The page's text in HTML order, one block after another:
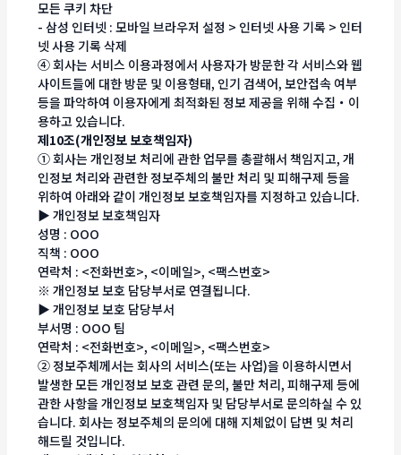
모든 쿠키 차단
- 삼성 인터넷 : 모바일 브라우저 설정 > 인터넷 사용 기록 > 인터
넷 사용 기록 삭제
④ 회사는 서비스 이용과정에서 사용자가 방문한 각 서비스와 웹
사이트들에 대한 방문 및 이용형태, 인기 검색어, 보안접속 여부
등을 파악하여 이용자에게 최적화된 정보 제공을 위해 수집・이
용하고 있습니다.
제10조(개인정보 보호책임자)
① 회사는 개인정보 처리에 관한 업무를 총괄해서 책임지고, 개
인정보 처리와 관련한 정보주체의 불만 처리 및 피해구제 등을
위하여 아래와 같이 개인정보 보호책임자를 지정하고 있습니다.
▶ 개인정보 보호책임자
성명 : OOO
직책 : OOO
연락처 : <전화번호>, <이메일>, <팩스번호>
※ 개인정보 보호 담당부서로 연결됩니다.
▶ 개인정보 보호 담당부서
부서명 : OOO 팀
연락처 : <전화번호>, <이메일>, <팩스번호>
② 정보주체께서는 회사의 서비스(또는 사업)을 이용하시면서
발생한 모든 개인정보 보호 관련 문의, 불만 처리, 피해구제 등에
관한 사항을 개인정보 보호책임자 및 담당부서로 문의하실 수 있
습니다. 회사는 정보주체의 문의에 대해 지체없이 답변 및 처리
해드릴 것입니다.